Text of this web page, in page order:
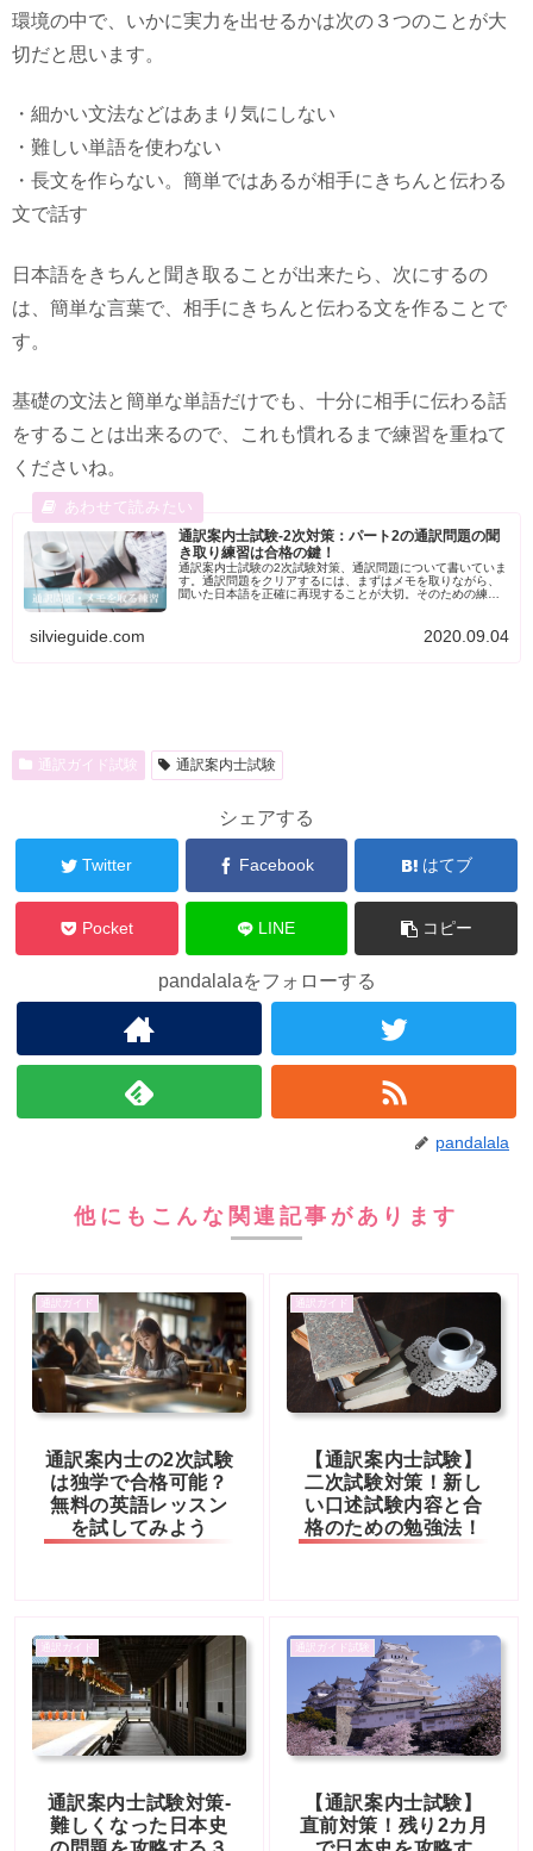
環境の中で、いかに実力を出せるかは次の３つのことが大
切だと思います。
・細かい文法などはあまり気にしない
・難しい単語を使わない
・長文を作らない。簡単ではあるが相手にきちんと伝わる
文で話す
日本語をきちんと聞き取ることが出来たら、次にするの
は、簡単な言葉で、相手にきちんと伝わる文を作ることで
す。
基礎の文法と簡単な単語だけでも、十分に相手に伝わる話
をすることは出来るので、これも慣れるまで練習を重ねて
くださいね。
通訳案内士試験-2次対策：パート2の通訳問題の聞
き取り練習は合格の鍵！
通訳案内士試験の2次試験対策、通訳問題について書いていま
す。通訳問題をクリアするには、まずはメモを取りながら、
聞いた日本語を正確に再現することが大切。そのための練習
silvieguide.com 2020.09.04
通訳ガイド試験 通訳案内士試験
シェアする
Twitter Facebook はてブ
Pocket LINE コピー
pandalalaをフォローする
pandalala
他にもこんな関連記事があります
通訳ガイド
通訳案内士の2次試験
は独学で合格可能？
無料の英語レッスン
を試してみよう
通訳ガイド
【通訳案内士試験】
二次試験対策！新し
い口述試験内容と合
格のための勉強法！
通訳ガイド
通訳案内士試験対策-
難しくなった日本史
通訳ガイド試験
【通訳案内士試験】
直前対策！残り2カ月